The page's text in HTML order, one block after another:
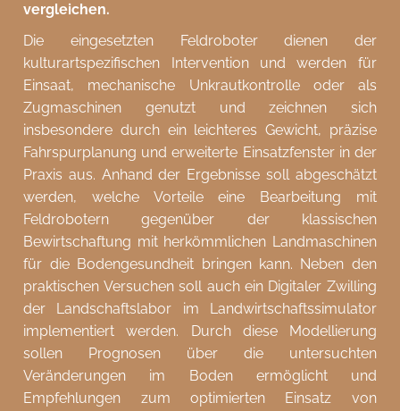
vergleichen.
Die eingesetzten Feldroboter dienen der
kulturartspezifischen Intervention und werden für
Einsaat, mechanische Unkrautkontrolle oder als
Zugmaschinen genutzt und zeichnen sich
insbesondere durch ein leichteres Gewicht, präzise
Fahrspurplanung und erweiterte Einsatzfenster in der
Praxis aus. Anhand der Ergebnisse soll abgeschätzt
werden, welche Vorteile eine Bearbeitung mit
Feldrobotern gegenüber der klassischen
Bewirtschaftung mit herkömmlichen Landmaschinen
für die Bodengesundheit bringen kann. Neben den
praktischen Versuchen soll auch ein Digitaler Zwilling
der Landschaftslabor im Landwirtschaftssimulator
implementiert werden. Durch diese Modellierung
sollen Prognosen über die untersuchten
Veränderungen im Boden ermöglicht und
Empfehlungen zum optimierten Einsatz von